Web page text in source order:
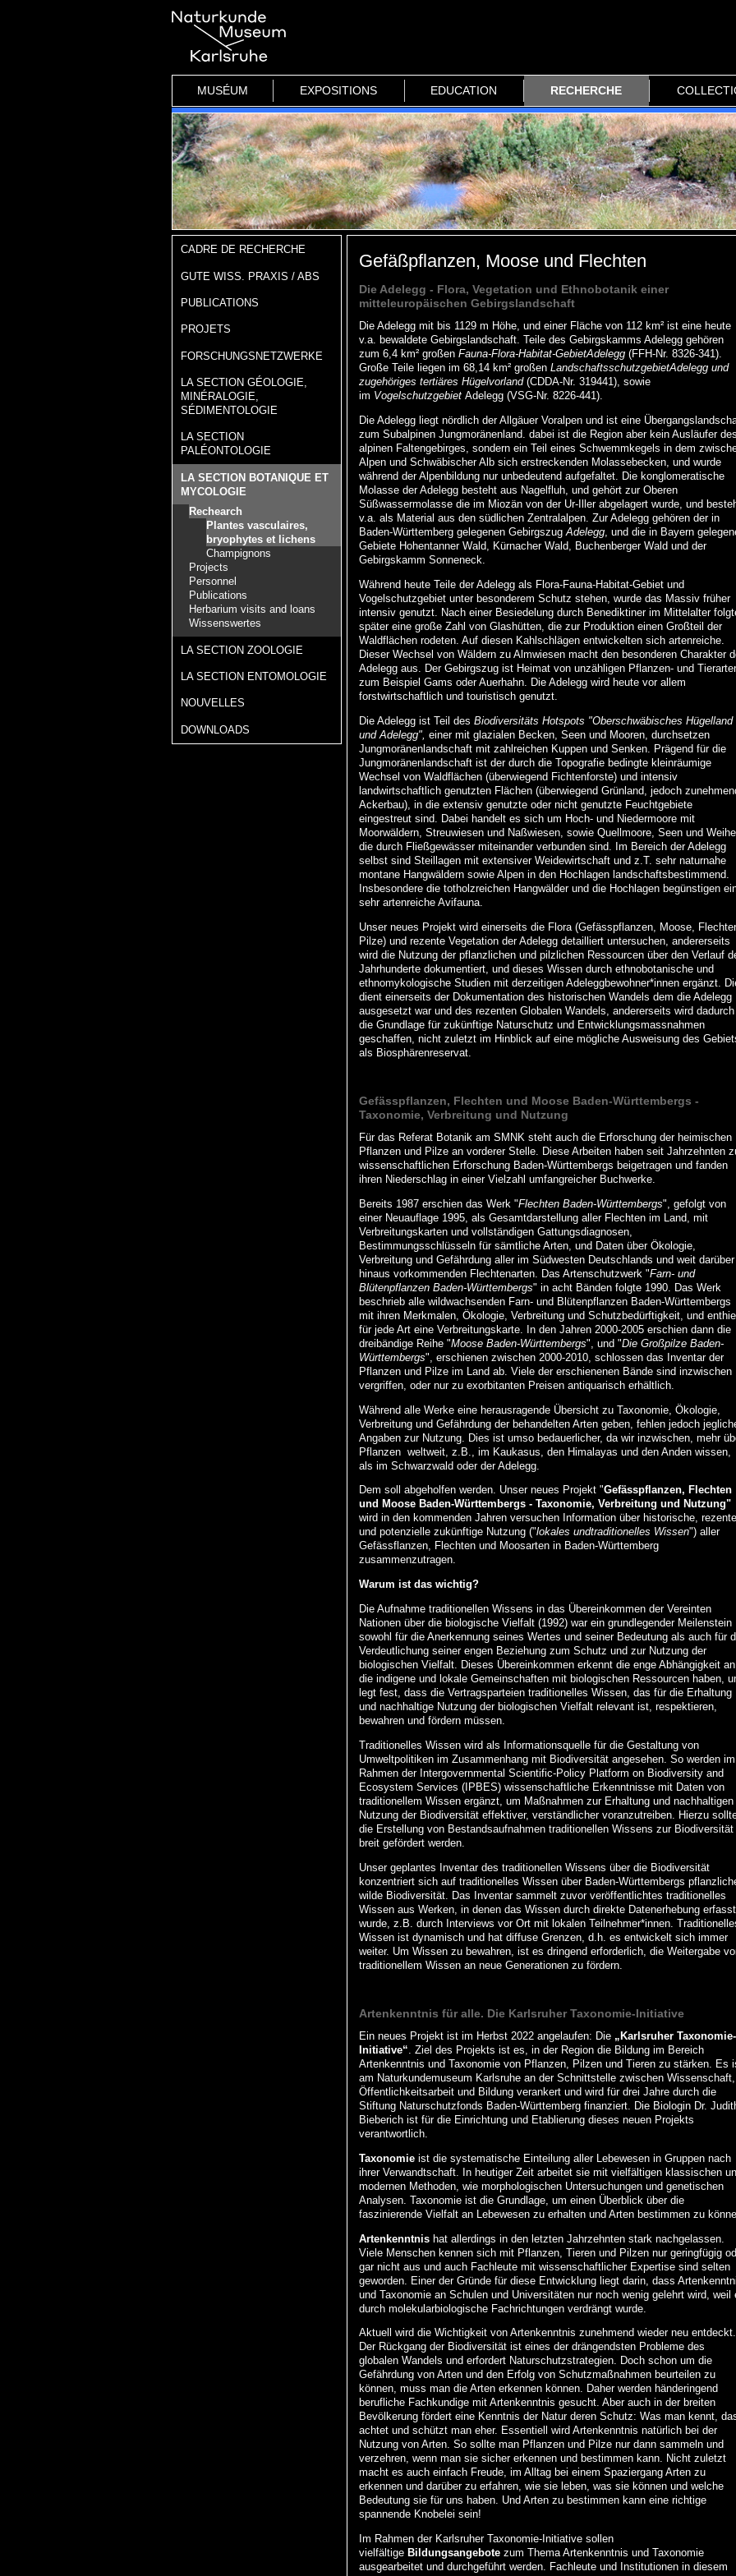
MUSÉUM EXPOSITIONS EDUCATION RECHERCHE
CADRE DE RECHERCHE
GUTE WISS. PRAXIS / ABS
PUBLICATIONS
PROJETS
FORSCHUNGSNETZWERKE
LA SECTION GÉOLOGIE,
MINÉRALOGIE,
SÉDIMENTOLOGIE
LA SECTION
PALÉONTOLOGIE
LA SECTION BOTANIQUE ET
MYCOLOGIE
Rechearch
Plantes vasculaires,
bryophytes et lichens
Champignons
Projects
Personnel
Publications
Herbarium visits and loans
Wissenswertes
LA SECTION ZOOLOGIE
LA SECTION ENTOMOLOGIE
NOUVELLES
DOWNLOADS
Gefäßpflanzen, Moose und Flechten
Die Adelegg - Flora, Vegetation und Ethnobotanik einer
mitteleuropäischen Gebirgslandschaft
Die Adelegg mit bis 1129 m Höhe, und einer Fläche von 112 km² ist eine heute
v.a. bewaldete Gebirgslandschaft. Teile des Gebirgskamms Adelegg gehören
zum 6,4 km² großen Fauna-Flora-Habitat-GebietAdelegg(FFH-Nr. 8326-341).
Große Teile liegen im 68,14 km² großen LandschaftsschutzgebietAdelegg und
zugehöriges tertiäres Hügelvorland(CDDA-Nr. 319441), sowie
im VogelschutzgebietAdelegg (VSG-Nr. 8226-441).
Die Adelegg liegt nördlich der Allgäuer Voralpen und ist eine
zum Subalpinen Jungmoränenland. dabei ist die Region aber kein Ausläufer des
alpinen Faltengebirges, sondern ein Teil eines Schwemmkegels in dem
Alpen und Schwäbischer Alb sich erstreckenden Molassebecken, und wurde
während der Alpenbildung nur unbedeutend aufgefaltet. Die konglomeratische
Molasse der Adelegg besteht aus Nagelfluh, und gehört zur Oberen
Süßwassermolasse die im Miozän von der Ur-Iller abgelagert wurde, und
v.a. als Material aus den südlichen Zentralalpen. Zur Adelegg gehören der in
Baden-Württemberg gelegenen GebirgszugAdelegg, und die in Bayern
Gebiete Hohentanner Wald, Kürnacher Wald, Buchenberger Wald und der
Gebirgskamm Sonneneck.
Während heute Teile der Adelegg als Flora-Fauna-Habitat-Gebiet und
Vogelschutzgebiet unter besonderem Schutz stehen, wurde das Massiv früher
intensiv genutzt. Nach einer Besiedelung durch Benediktiner im Mittelalter
später eine große Zahl von Glashütten, die zur Produktion einen Großteil der
Waldflächen rodeten. Auf diesen Kahlschlägen entwickelten sich artenreiche.
Dieser Wechsel von Wäldern zu Almwiesen macht den besonderen Charakter
Adelegg aus. Der Gebirgszug ist Heimat von unzähligen Pflanzen- und
zum Beispiel Gams oder Auerhahn. Die Adelegg wird heute vor allem
forstwirtschaftlich und touristisch genutzt.
Die Adelegg ist Teil des Biodiversitäts Hotspots "Oberschwäbisches Hügelland
und Adelegg", einer mit glazialen Becken, Seen und Mooren, durchsetzen
Jungmoränenlandschaft mit zahlreichen Kuppen und Senken. Prägend für die
Jungmoränenlandschaft ist der durch die Topografie bedingte kleinräumige
Wechsel von Waldflächen (überwiegend Fichtenforste) und intensiv
landwirtschaftlich genutzten Flächen (überwiegend Grünland, jedoch
Ackerbau), in die extensiv genutzte oder nicht genutzte Feuchtgebiete
eingestreut sind. Dabei handelt es sich um Hoch- und Niedermoore mit
Moorwäldern, Streuwiesen und Naßwiesen, sowie Quellmoore, Seen und
die durch Fließgewässer miteinander verbunden sind. Im Bereich der Adelegg
selbst sind Steillagen mit extensiver Weidewirtschaft und z.T. sehr naturnahe
montane Hangwäldern sowie Alpen in den Hochlagen landschaftsbestimmend.
Insbesondere die totholzreichen Hangwälder und die Hochlagen begünstigen
sehr artenreiche Avifauna.
Unser neues Projekt wird einerseits die Flora (Gefässpflanzen, Moose,
Pilze) und rezente Vegetation der Adelegg detailliert untersuchen, andererseits
wird die Nutzung der pflanzlichen und pilzlichen Ressourcen über den Verlauf
Jahrhunderte dokumentiert, und dieses Wissen durch ethnobotanische und
ethnomykologische Studien mit derzeitigen Adeleggbewohner*innen ergänzt.
dient einerseits der Dokumentation des historischen Wandels dem die Adelegg
ausgesetzt war und des rezenten Globalen Wandels, andererseits wird dadurch
die Grundlage für zukünftige Naturschutz und Entwicklungsmassnahmen
geschaffen, nicht zuletzt im Hinblick auf eine mögliche Ausweisung des
als Biosphärenreservat.
Gefässpflanzen, Flechten und Moose Baden-Württembergs -
Taxonomie, Verbreitung und Nutzung
Für das Referat Botanik am SMNK steht auch die Erforschung der heimischen
Pflanzen und Pilze an vorderer Stelle. Diese Arbeiten haben seit Jahrzehnten
wissenschaftlichen Erforschung Baden-Württembergs beigetragen und fanden
ihren Niederschlag in einer Vielzahl umfangreicher Buchwerke.
Bereits 1987 erschien das Werk "Flechten Baden-Württembergs", gefolgt von
einer Neuauflage 1995, als Gesamtdarstellung aller Flechten im Land, mit
Verbreitungskarten und vollständigen Gattungsdiagnosen,
Bestimmungsschlüsseln für sämtliche Arten, und Daten über Ökologie,
Verbreitung und Gefährdung aller im Südwesten Deutschlands und weit darüber
hinaus vorkommenden Flechtenarten. Das Artenschutzwerk "Farn- und
Blütenpflanzen Baden-Württembergs" in acht Bänden folgte 1990. Das Werk
beschrieb alle wildwachsenden Farn- und Blütenpflanzen Baden-Württembergs
mit ihren Merkmalen, Ökologie, Verbreitung und Schutzbedürftigkeit, und
für jede Art eine Verbreitungskarte. In den Jahren 2000-2005 erschien dann die
dreibändige Reihe "Moose Baden-Württembergs", und "Die Großpilze Baden-
Württembergs", erschienen zwischen 2000-2010, schlossen das Inventar der
Pflanzen und Pilze im Land ab. Viele der erschienenen Bände sind inzwischen
vergriffen, oder nur zu exorbitanten Preisen antiquarisch erhältlich.
Während alle Werke eine herausragende Übersicht zu Taxonomie, Ökologie,
Verbreitung und Gefährdung der behandelten Arten geben, fehlen jedoch
Angaben zur Nutzung. Dies ist umso bedauerlicher, da wir inzwischen, mehr
Pflanzen weltweit, z.B., im Kaukasus, den Himalayas und den Anden wissen,
als im Schwarzwald oder der Adelegg.
Dem soll abgeholfen werden. Unser neues Projekt "Gefässpflanzen, Flechten
und Moose Baden-Württembergs - Taxonomie, Verbreitung und Nutzung"
wird in den kommenden Jahren versuchen Information über historische, rezente
und potenzielle zukünftige Nutzung ("lokales undtraditionelles Wissen") aller
Gefässflanzen, Flechten und Moosarten in Baden-Württemberg
zusammenzutragen.
Warum ist das wichtig?
Die Aufnahme traditionellen Wissens in das Übereinkommen der Vereinten
Nationen über die biologische Vielfalt (1992) war ein grundlegender Meilenstein
sowohl für die Anerkennung seines Wertes und seiner Bedeutung als auch für
Verdeutlichung seiner engen Beziehung zum Schutz und zur Nutzung der
biologischen Vielfalt. Dieses Übereinkommen erkennt die enge Abhängigkeit an,
die indigene und lokale Gemeinschaften mit biologischen Ressourcen haben,
legt fest, dass die Vertragsparteien traditionelles Wissen, das für die Erhaltung
und nachhaltige Nutzung der biologischen Vielfalt relevant ist, respektieren,
bewahren und fördern müssen.
Traditionelles Wissen wird als Informationsquelle für die Gestaltung von
Umweltpolitiken im Zusammenhang mit Biodiversität angesehen. So werden im
Rahmen der Intergovernmental Scientific-Policy Platform on Biodiversity and
Ecosystem Services (IPBES) wissenschaftliche Erkenntnisse mit Daten von
traditionellem Wissen ergänzt, um Maßnahmen zur Erhaltung und nachhaltigen
Nutzung der Biodiversität effektiver, verständlicher voranzutreiben. Hierzu
die Erstellung von Bestandsaufnahmen traditionellen Wissens zur Biodiversität
breit gefördert werden.
Unser geplantes Inventar des traditionellen Wissens über die Biodiversität
konzentriert sich auf traditionelles Wissen über Baden-Württembergs
wilde Biodiversität. Das Inventar sammelt zuvor veröffentlichtes traditionelles
Wissen aus Werken, in denen das Wissen durch direkte Datenerhebung erfasst
wurde, z.B. durch Interviews vor Ort mit lokalen Teilnehmer*innen.
Wissen ist dynamisch und hat diffuse Grenzen, d.h. es entwickelt sich immer
weiter. Um Wissen zu bewahren, ist es dringend erforderlich, die Weitergabe
traditionellem Wissen an neue Generationen zu fördern.
Artenkenntnis für alle. Die Karlsruher Taxonomie-Initiative
Ein neues Projekt ist im Herbst 2022 angelaufen: Die „Karlsruher Taxonomie-
Initiative“ . Ziel des Projekts ist es, in der Region die Bildung im Bereich
Artenkenntnis und Taxonomie von Pflanzen, Pilzen und Tieren zu stärken. Es
am Naturkundemuseum Karlsruhe an der Schnittstelle zwischen Wissenschaft,
Öffentlichkeitsarbeit und Bildung verankert und wird für drei Jahre durch die
Stiftung Naturschutzfonds Baden-Württemberg finanziert. Die Biologin Dr.
Bieberich ist für die Einrichtung und Etablierung dieses neuen Projekts
verantwortlich.
Taxonomie ist die systematische Einteilung aller Lebewesen in Gruppen nach
ihrer Verwandtschaft. In heutiger Zeit arbeitet sie mit vielfältigen klassischen
modernen Methoden, wie morphologischen Untersuchungen und genetischen
Analysen. Taxonomie ist die Grundlage, um einen Überblick über die
faszinierende Vielfalt an Lebewesen zu erhalten und Arten bestimmen zu
Artenkenntnishat allerdings in den letzten Jahrzehnten stark nachgelassen.
Viele Menschen kennen sich mit Pflanzen, Tieren und Pilzen nur geringfügig
gar nicht aus und auch Fachleute mit wissenschaftlicher Expertise sind selten
geworden. Einer der Gründe für diese Entwicklung liegt darin, dass
und Taxonomie an Schulen und Universitäten nur noch wenig gelehrt wird, weil
durch molekularbiologische Fachrichtungen verdrängt wurde.
Aktuell wird die Wichtigkeit von Artenkenntnis zunehmend wieder neu entdeckt.
Der Rückgang der Biodiversität ist eines der drängendsten Probleme des
globalen Wandels und erfordert Naturschutzstrategien. Doch schon um die
Gefährdung von Arten und den Erfolg von Schutzmaßnahmen beurteilen zu
können, muss man die Arten erkennen können. Daher werden händeringend
berufliche Fachkundige mit Artenkenntnis gesucht. Aber auch in der breiten
Bevölkerung fördert eine Kenntnis der Natur deren Schutz: Was man kennt,
achtet und schützt man eher. Essentiell wird Artenkenntnis natürlich bei der
Nutzung von Arten. So sollte man Pflanzen und Pilze nur dann sammeln und
verzehren, wenn man sie sicher erkennen und bestimmen kann. Nicht zuletzt
macht es auch einfach Freude, im Alltag bei einem Spaziergang Arten zu
erkennen und darüber zu erfahren, wie sie leben, was sie können und welche
Bedeutung sie für uns haben. Und Arten zu bestimmen kann eine richtige
spannende Knobelei sein!
Im Rahmen der Karlsruher Taxonomie-Initiative sollen
vielfältige Bildungsangebotezum Thema Artenkenntnis und Taxonomie
ausgearbeitet und durchgeführt werden. Fachleute und Institutionen in diesem